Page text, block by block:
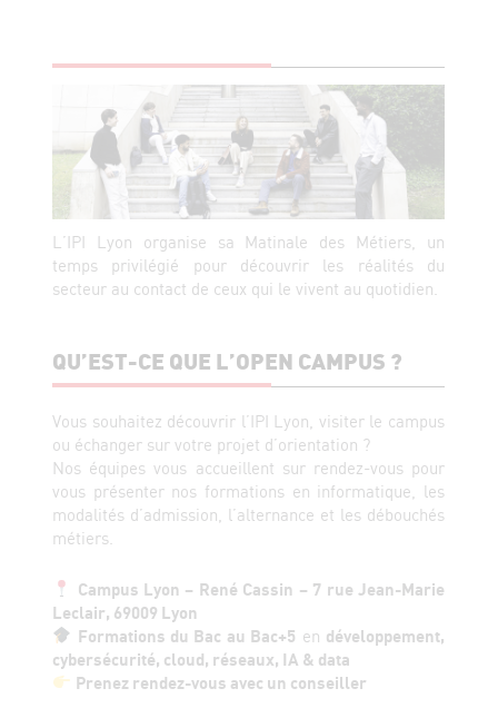
L’IPI Lyon organise sa Matinale des Métiers, un
temps privilégié pour découvrir les réalités du
secteur au contact de ceux qui le vivent au quotidien.
QU’EST-CE QUE L’OPEN CAMPUS ?
Vous souhaitez découvrir l’IPI Lyon, visiter le campus
ou échanger sur votre projet d’orientation ?
Nos équipes vous accueillent sur rendez-vous pour
vous présenter nos formations en informatique, les
modalités d’admission, l’alternance et les débouchés
métiers.
Campus Lyon – René Cassin – 7 rue Jean-Marie
Leclair, 69009 Lyon
Formations du Bac au Bac+5 en développement,
cybersécurité, cloud, réseaux, IA & data
Prenez rendez-vous avec un conseiller